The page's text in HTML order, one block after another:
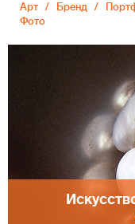
Арт Бренд
Фото